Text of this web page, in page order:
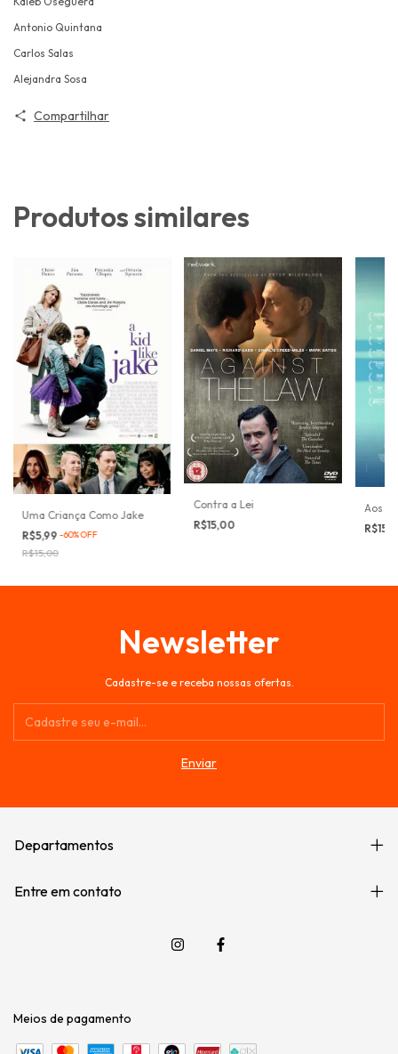
Antonio Quintana
Carlos Salas
Alejandra Sosa
Compartilhar
Produtos similares
Uma Criança Como Jake
R$5,99-60%OFF
R$15,00
Contra a Lei
R$15,00
Aos
Newsletter
Cadastre-se e receba nossas ofertas.
Departamentos
Entre em contato
Meios de pagamento